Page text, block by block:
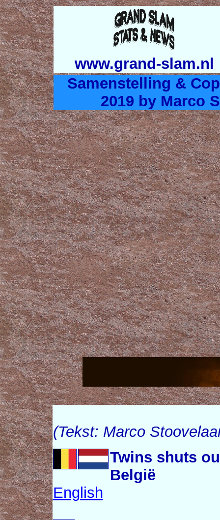
www.grand-slam.nl
Samenstelling &
2019 by Marco
(Tekst: Marco
Twins shuts
België
English